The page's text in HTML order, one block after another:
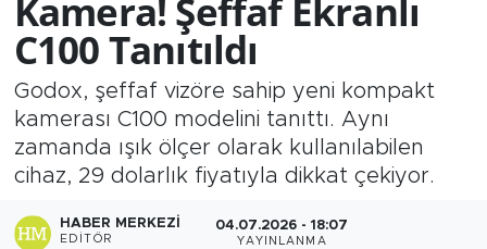
Kamera! Şeffaf Ekranlı
C100 Tanıtıldı
Godox, şeffaf vizöre sahip yeni kompakt
kamerası C100 modelini tanıttı. Aynı
zamanda ışık ölçer olarak kullanılabilen
cihaz, 29 dolarlık fiyatıyla dikkat çekiyor.
HABER MERKEZI
EDITÖR
04.07.2026 - 18:07
YAYINLANMA
İş ve Ekonomi
Moda-Magazin-Eğlence
Sağlık
Şampiyonlar Ligi Puan Durumu ve Fikstür
Tüm Manşetler
Son Dakika Haberleri